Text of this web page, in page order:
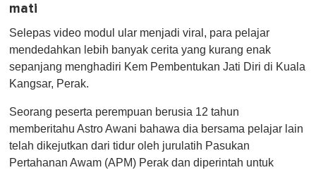
mati
Selepas video modul ular menjadi viral, para pelajar
mendedahkan lebih banyak cerita yang kurang enak
sepanjang menghadiri Kem Pembentukan Jati Diri di Kuala
Kangsar, Perak.
Seorang peserta perempuan berusia 12 tahun
memberitahu Astro Awani bahawa dia bersama pelajar lain
telah dikejutkan dari tidur oleh jurulatih Pasukan
Pertahanan Awam (APM) Perak dan diperintah untuk